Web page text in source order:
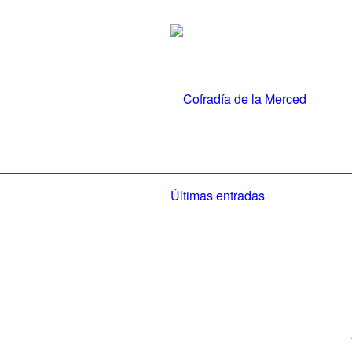
Últimas entradas